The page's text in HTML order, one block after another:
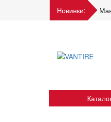
Новинки: